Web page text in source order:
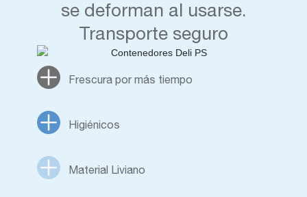
se deforman al usarse.
Transporte seguro
Frescura por más tiempo
Higiénicos
Material Liviano